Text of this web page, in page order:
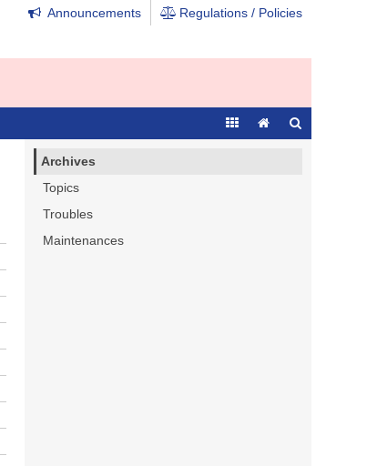
Announcements Regulations / Policies
Archives
Topics
Troubles
Maintenances